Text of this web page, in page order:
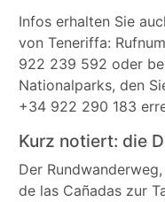
Infos erhalten Sie
von Teneriffa:
922 239 592 oder
Nationalparks, den
+34 922 290 183
Kurz notiert: die
Der
de las Cañadas zur